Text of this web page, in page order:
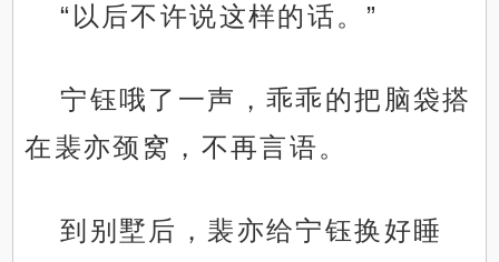
“以后不许说这样的话。”
宁钰哦了一声，乖乖的把脑袋搭
在裴亦颈窝，不再言语。
到别墅后，裴亦给宁钰换好睡